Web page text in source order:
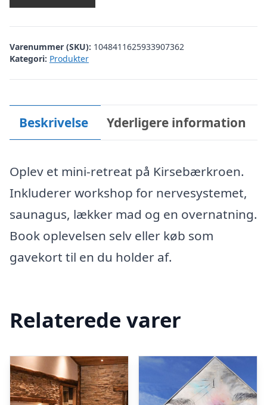
Varenummer (SKU): 1048411625933907362
Kategori: Produkter
Beskrivelse Yderligere information
Oplev et mini-retreat på Kirsebærkroen.
Inkluderer workshop for nervesystemet,
saunagus, lækker mad og en overnatning.
Book oplevelsen selv eller køb som
gavekort til en du holder af.
Relaterede varer